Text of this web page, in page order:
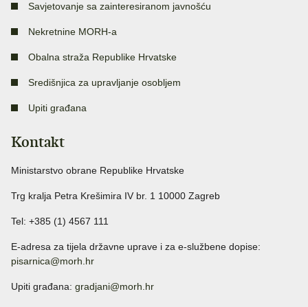
Savjetovanje sa zainteresiranom javnošću
Nekretnine MORH-a
Obalna straža Republike Hrvatske
Središnjica za upravljanje osobljem
Upiti građana
Kontakt
Ministarstvo obrane Republike Hrvatske
Trg kralja Petra Krešimira IV br. 1 10000 Zagreb
Tel: +385 (1) 4567 111
E-adresa za tijela državne uprave i za e-službene dopise:
pisarnica@morh.hr
Upiti građana: gradjani@morh.hr